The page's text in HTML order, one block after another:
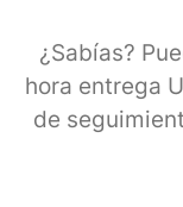
¿Sabías?
hora entrega
de